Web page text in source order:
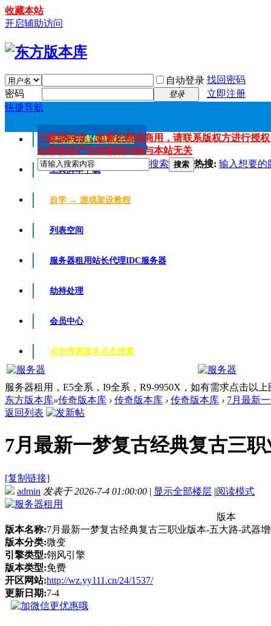
收藏本站
开启辅助访问
自动登录 找回密码
密码
登录
立即注册
快捷导航
传奇版本库传奇版本库
工具脚本下载
自学 → 游戏架设教程
列表空间
服务器租用站长代理IDC服务器
劫持处理
会员中心
点击搜索版本点击搜索
下载源码后，如需运营或商用，请联系版权方进行授
运营游戏产生的版权纠纷与本站无关
搜索 搜索 热搜: 输入想要的
服务器租用，E5全系，I9全系，R9-9950X，如有需求点击以
东方版本库»传奇版本库 › 传奇版本库 › 传奇版本库 › 7月最新
返回列表
7月最新一梦复古经典复古三
[复制链接]
admin 发表于 2026-7-4 01:00:00 | 显示全部楼层 |阅读模式
版本
版本名称:7月最新一梦复古经典复古三职业版本-五大路-武器
版本分类:微变
引擎类型:翎风引擎
版本类型:免费
开区网站:http://wz.yy111.cn/24/1537/
更新日期:7-4